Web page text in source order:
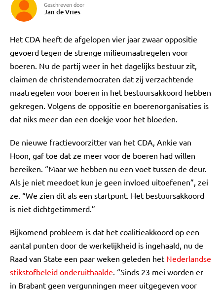
Geschreven door
Jan de Vries
Het CDA heeft de afgelopen vier jaar zwaar oppositie
gevoerd tegen de strenge milieumaatregelen voor
boeren. Nu de partij weer in het dagelijks bestuur zit,
claimen de christendemocraten dat zij verzachtende
maatregelen voor boeren in het bestuursakkoord hebben
gekregen. Volgens de oppositie en boerenorganisaties is
dat niks meer dan een doekje voor het bloeden.
De nieuwe fractievoorzitter van het CDA, Ankie van
Hoon, gaf toe dat ze meer voor de boeren had willen
bereiken. “Maar we hebben nu een voet tussen de deur.
Als je niet meedoet kun je geen invloed uitoefenen”, zei
ze. “We zien dit als een startpunt. Het bestuursakkoord
is niet dichtgetimmerd.”
Bijkomend probleem is dat het coalitieakkoord op een
aantal punten door de werkelijkheid is ingehaald, nu de
Raad van State een paar weken geleden het Nederlandse
stikstofbeleid onderuithaalde. “Sinds 23 mei worden er
in Brabant geen vergunningen meer uitgegeven voor